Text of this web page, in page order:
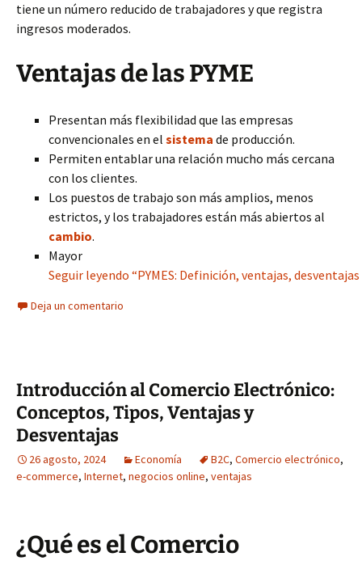
tiene un número reducido de trabajadores y que registra
ingresos moderados.
Ventajas de las PYME
Presentan más flexibilidad que las empresas
convencionales en el sistema de producción.
Permiten entablar una relación mucho más cercana
con los clientes.
Los puestos de trabajo son más amplios, menos
estrictos, y los trabajadores están más abiertos al
cambio.
Mayor
Seguir leyendo “PYMES: Definición, ventajas,
Deja un comentario
Introducción al Comercio Electrónico:
Conceptos, Tipos, Ventajas y
Desventajas
26 agosto, 2024 Economía B2C, Comercio electrónico,
e-commerce, Internet, negocios online, ventajas
¿Qué es el Comercio